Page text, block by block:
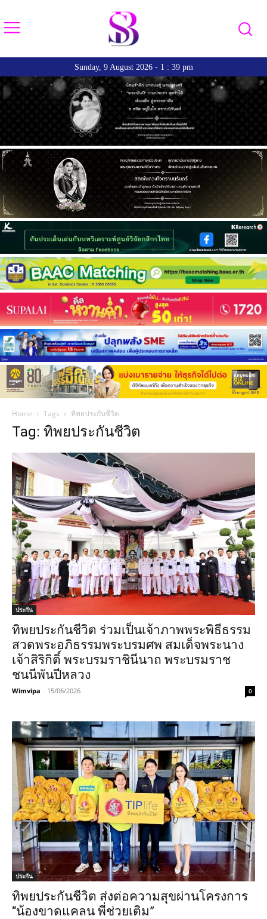
Sunday, 9 August 2026 - 1 : 39 pm
Home Tags ทิพยประกันชีวิต
Tag: ทิพยประกันชีวิต
ประกัน
ทิพยประกันชีวิต ร่วมเป็นเจ้าภาพพระพิธีธรรม
สวดพระอภิธรรมพระบรมศพ สมเด็จพระนาง
เจ้าสิริกิติ์ พระบรมราชินีนาถ พระบรมราช
ชนนีพันปีหลวง
Wimvipa - 15/06/2026 0
ประกัน
ทิพยประกันชีวิต ส่งต่อความสุขผ่านโครงการ
“น้องขาดแคลน พี่ช่วยเติม”